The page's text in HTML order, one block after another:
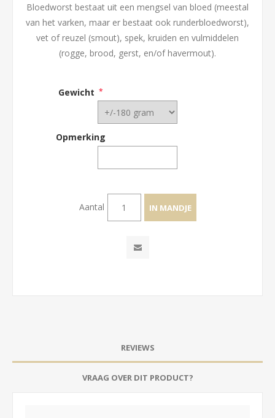
Bloedworst bestaat uit een mengsel van bloed (meestal
van het varken, maar er bestaat ook runderbloedworst),
vet of reuzel (smout), spek, kruiden en vulmiddelen
(rogge, brood, gerst, en/of havermout).
Gewicht *
Opmerking
Aantal
REVIEWS
VRAAG OVER DIT PRODUCT?